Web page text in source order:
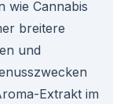
wie Cannabis
breitere
und
Extrakt im